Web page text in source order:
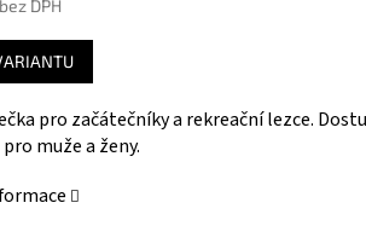
DPH
pro začátečníky a rekreační lezce.
muže a ženy.